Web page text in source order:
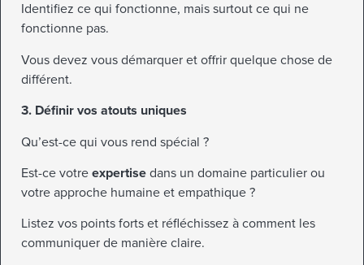
Identifiez ce qui fonctionne, mais surtout ce qui ne
fonctionne pas.
Vous devez vous démarquer et offrir quelque chose de
différent.
3. Définir vos atouts uniques
Qu’est-ce qui vous rend spécial ?
Est-ce votre expertise dans un domaine particulier ou
votre approche humaine et empathique ?
Listez vos points forts et réfléchissez à comment les
communiquer de manière claire.